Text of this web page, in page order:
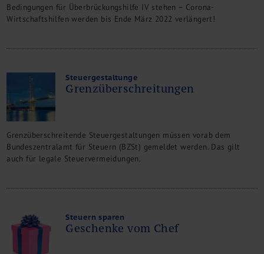
Bedingungen für Überbrückungshilfe IV stehen – Corona-
Wirtschaftshilfen werden bis Ende März 2022 verlängert!
Steuergestaltunge
Grenzüberschreitungen
Grenzüberschreitende Steuergestaltungen müssen vorab dem
Bundeszentralamt für Steuern (BZSt) gemeldet werden. Das gilt
auch für legale Steuervermeidungen.
Steuern sparen
Geschenke vom Chef